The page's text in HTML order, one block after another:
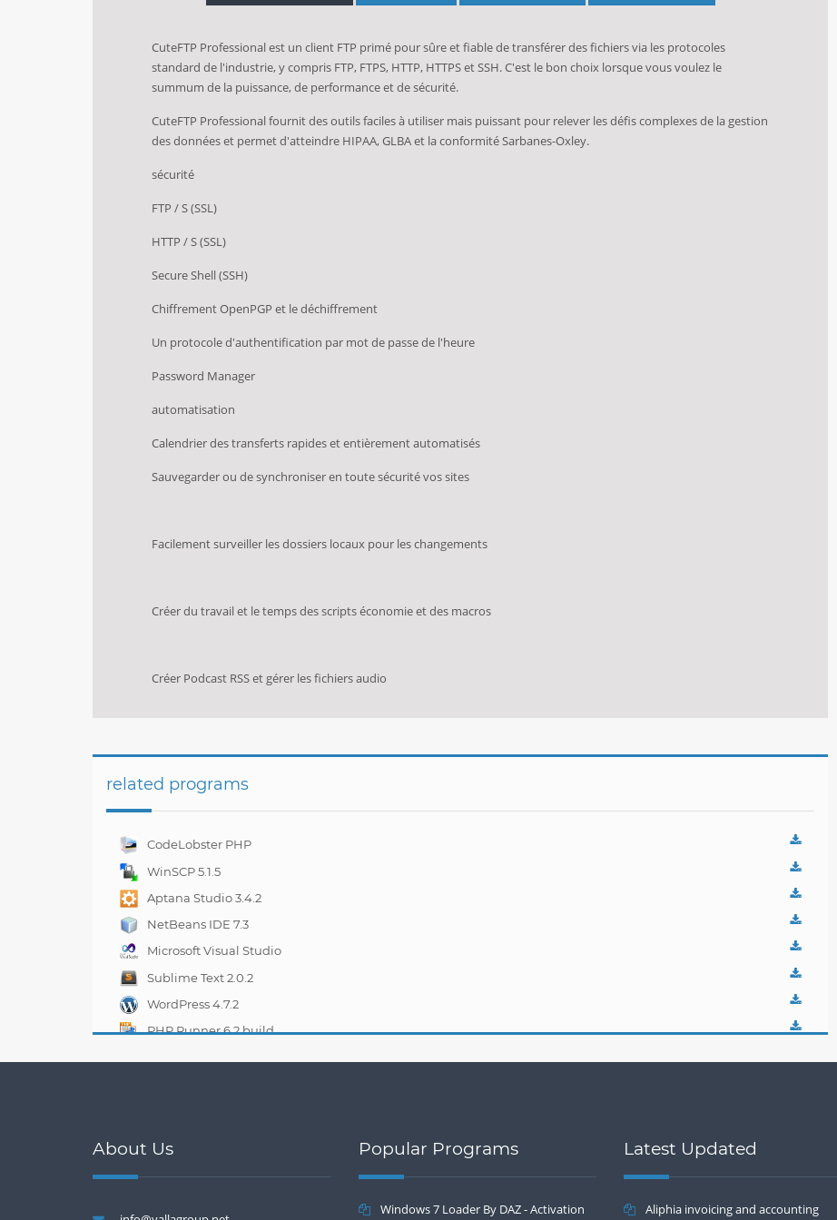
CuteFTP Professional est un client FTP primé pour sûre et fiable de transférer des fichiers via les protocoles
standard de l'industrie, y compris FTP, FTPS, HTTP, HTTPS et SSH. C'est le bon choix lorsque vous voulez le
summum de la puissance, de performance et de sécurité.
CuteFTP Professional fournit des outils faciles à utiliser mais puissant pour relever les défis complexes de la gestion
des données et permet d'atteindre HIPAA, GLBA et la conformité Sarbanes-Oxley.
sécurité
FTP / S (SSL)
HTTP / S (SSL)
Secure Shell (SSH)
Chiffrement OpenPGP et le déchiffrement
Un protocole d'authentification par mot de passe de l'heure
Password Manager
automatisation
Calendrier des transferts rapides et entièrement automatisés
Sauvegarder ou de synchroniser en toute sécurité vos sites
Facilement surveiller les dossiers locaux pour les changements
Créer du travail et le temps des scripts économie et des macros
Créer Podcast RSS et gérer les fichiers audio
related programs
CodeLobster PHP
Edition 5.2.2
WinSCP 5.1.5
Aptana Studio 3.4.2
NetBeans IDE 7.3
Microsoft Visual Studio
2012 Express
Sublime Text 2.0.2
WordPress 4.7.2
PHP Runner 6.2 build
About Us Popular Programs
Windows 7 Loader By DAZ - Activation
Latest Updated
Aliphia invoicing and accounting